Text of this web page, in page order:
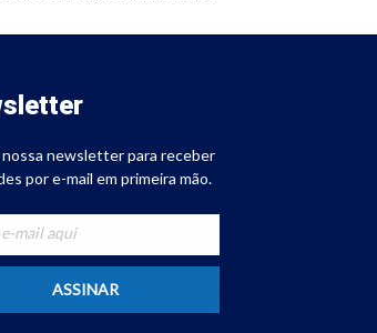
newsletter para receber
por e-mail em primeira mão.